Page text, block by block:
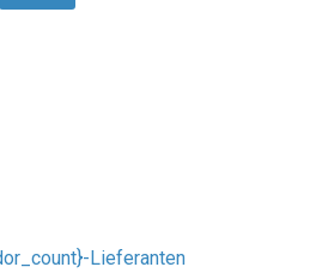
Lieferanten